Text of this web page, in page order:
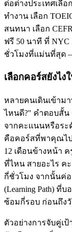
ต่อต่างประเทศเลือ
ทำงาน เลือก
สนทนา เลือก CEFR
ฟรี 50 นาที ที่
ชั่วโมงที่แม่นที่สุด
เลือกคอร์สยังไง
หลายคนเดินเข้าม
ไหนดี?" คำตอบสั้น
จากคะแนนหรือร
คือคอร์สที่พาคุณไ
12 เดือนข้างหน้า
ที่ไหน สายอะไร ค
กี่ชั่วโมง จากนั้นค่อ
(Learning Path) ที่
ซ้อมกี่รอบ ก่อนถึง
ตัวอย่างการจับคู่เ